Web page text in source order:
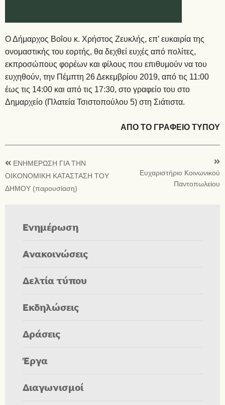
Ο Δήμαρχος Βοΐου κ. Χρήστος Ζευκλής, επ’ ευκαιρία της
ονομαστικής του εορτής, θα δεχθεί ευχές από πολίτες,
εκπροσώπους φορέων και φίλους που επιθυμούν να του
ευχηθούν, την Πέμπτη 26 Δεκεμβρίου 2019, από τις 11:00
έως τις 14:00 και από τις 17:30, στο γραφείο του στο
Δημαρχείο (Πλατεία Τσιστοπούλου 5) στη Σιάτιστα.
ΑΠΟ ΤΟ ΓΡΑΦΕΙΟ ΤΥΠΟΥ
ΕΝΗΜΕΡΩΣΗ ΓΙΑ ΤΗΝ
ΟΙΚΟΝΟΜΙΚΗ ΚΑΤΑΣΤΑΣΗ ΤΟΥ
ΔΗΜΟΥ (παρουσίαση)
Ευχαριστήριο Κοινωνικού
Παντοπωλείου
Ενημέρωση
Ανακοινώσεις
Δελτία τύπου
Εκδηλώσεις
Δράσεις
Έργα
Διαγωνισμοί